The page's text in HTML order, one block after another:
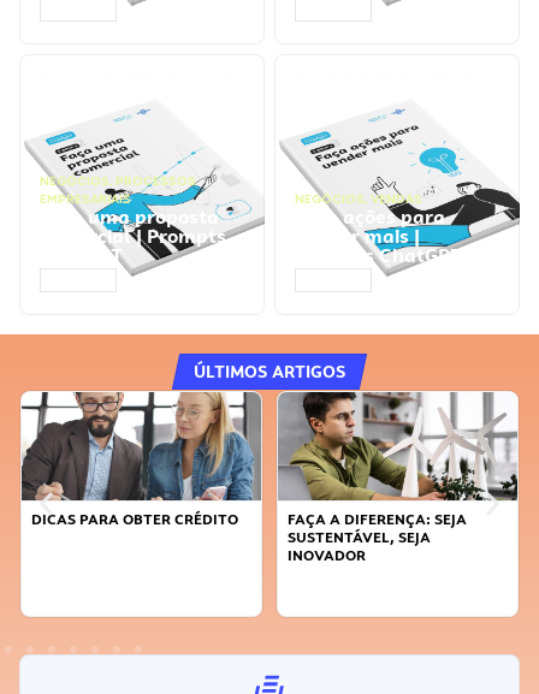
NEGÓCIOS, PROCESSOS
EMPRESARIAIS
Faça uma proposta
comercial | Prompts
ChatGPT
NEGÓCIOS, VENDAS
Faça ações para
vender mais |
Prompts ChatGPT
ÚLTIMOS ARTIGOS
DICAS PARA OBTER CRÉDITO
FAÇA A DIFERENÇA: SEJA
SUSTENTÁVEL, SEJA
INOVADOR